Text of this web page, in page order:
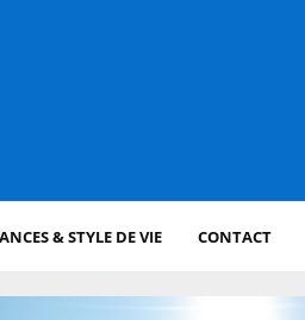
& STYLE DE VIE CONTACT